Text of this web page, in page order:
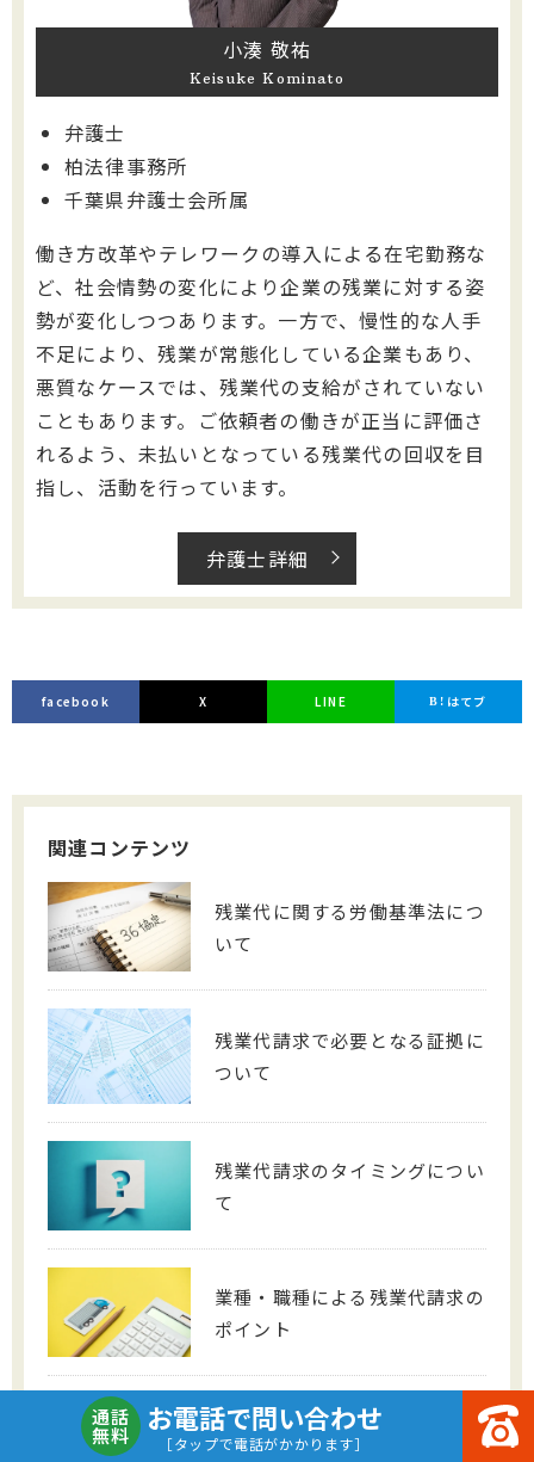
小湊 敬祐
Keisuke Kominato
弁護士
柏法律事務所
千葉県弁護士会所属
働き方改革やテレワークの導入による在宅勤務な
ど、社会情勢の変化により企業の残業に対する姿
勢が変化しつつあります。一方で、慢性的な人手
不足により、残業が常態化している企業もあり、
悪質なケースでは、残業代の支給がされていない
こともあります。ご依頼者の働きが正当に評価さ
れるよう、未払いとなっている残業代の回収を目
指し、活動を行っています。
弁護士詳細
facebook X LINE はてブ
関連コンテンツ
残業代に関する労働基準法につ
いて
残業代請求で必要となる証拠に
ついて
残業代請求のタイミングについ
て
業種・職種による残業代請求の
ポイント
給与・勤務形態について
通話
無料 お電話で問い合わせ
［タップで電話がかかります］